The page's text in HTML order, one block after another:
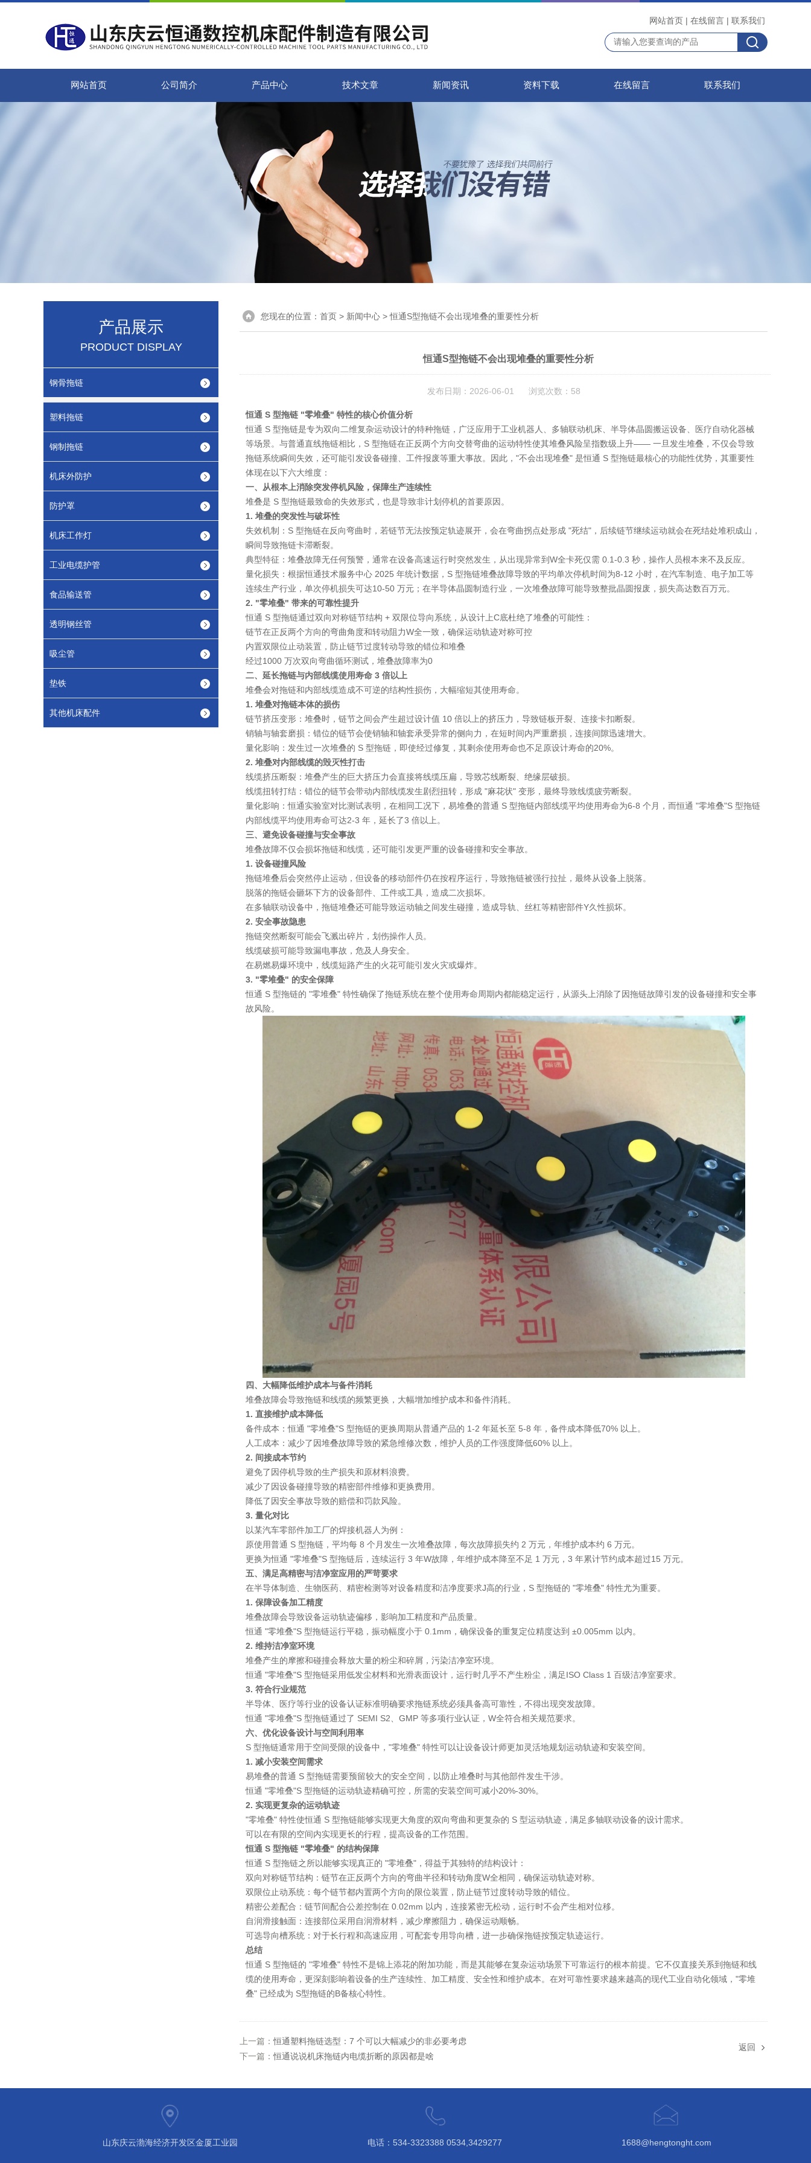
网站首页 | 在线留言 | 联系我们
网站首页 公司简介 产品中心 技术文章 新闻资讯 资料下载 在线留言 联系我们
产品展示
PRODUCT DISPLAY
钢骨拖链
塑料拖链
钢制拖链
机床外防护
防护罩
机床工作灯
工业电缆护管
食品输送管
透明钢丝管
吸尘管
垫铁
其他机床配件
您现在的位置： 首页 > 新闻中心 > 恒通S型拖链不会出现堆叠的重要性分析
恒通S型拖链不会出现堆叠的重要性分析
发布日期：2026-06-01 浏览次数：58
恒通 S 型拖链 "零堆叠" 特性的核心价值分析
恒通 S 型拖链是专为双向二维复杂运动设计的特种拖链，广泛应用于工业机器人、多轴联动机床、半导体晶圆搬运设备、医疗自动化器械
等场景。与普通直线拖链相比，S 型拖链在正反两个方向交替弯曲的运动特性使其堆叠风险呈指数级上升—— 一旦发生堆叠，不仅会导致
拖链系统瞬间失效，还可能引发设备碰撞、工件报废等重大事故。因此，"不会出现堆叠" 是恒通 S 型拖链最核心的功能性优势，其重要性
体现在以下六大维度：
一、从根本上消除突发停机风险，保障生产连续性
堆叠是 S 型拖链最致命的失效形式，也是导致非计划停机的首要原因。
1. 堆叠的突发性与破坏性
失效机制 ：S 型拖链在反向弯曲时，若链节无法按预定轨迹展开，会在弯曲拐点处形成 "死结"，后续链节继续运动就会在死结处堆积成山，
瞬间导致拖链卡滞断裂。
典型特征 ：堆叠故障无任何预警 ，通常在设备高速运行时突然发生，从出现异常到W全卡死仅需 0.1-0.3 秒，操作人员根本来不及反应。
量化损失 ：根据恒通技术服务中心 2025 年统计数据，S 型拖链堆叠故障导致的平均单次停机时间为8-12 小时 ，在汽车制造、电子加工等
连续生产行业，单次停机损失可达10-50 万元 ；在半导体晶圆制造行业，一次堆叠故障可能导致整批晶圆报废，损失高达数百万元。
2. "零堆叠" 带来的可靠性提升
恒通 S 型拖链通过双向对称链节结构 + 双限位导向系统 ，从设计上C底杜绝了堆叠的可能性：
链节在正反两个方向的弯曲角度和转动阻力W全一致，确保运动轨迹对称可控
内置双限位止动装置，防止链节过度转动导致的错位和堆叠
经过1000 万次双向弯曲循环测试，堆叠故障率为0
二、延长拖链与内部线缆使用寿命 3 倍以上
堆叠会对拖链和内部线缆造成不可逆的结构性损伤，大幅缩短其使用寿命。
1. 堆叠对拖链本体的损伤
链节挤压变形 ：堆叠时，链节之间会产生超过设计值 10 倍以上的挤压力，导致链板开裂、连接卡扣断裂。
销轴与轴套磨损 ：错位的链节会使销轴和轴套承受异常的侧向力，在短时间内严重磨损，连接间隙迅速增大。
量化影响 ：发生过一次堆叠的 S 型拖链，即使经过修复，其剩余使用寿命也不足原设计寿命的20%。
2. 堆叠对内部线缆的毁灭性打击
线缆挤压断裂 ：堆叠产生的巨大挤压力会直接将线缆压扁，导致芯线断裂、绝缘层破损。
线缆扭转打结 ：错位的链节会带动内部线缆发生剧烈扭转，形成 "麻花状" 变形，最终导致线缆疲劳断裂。
量化影响 ：恒通实验室对比测试表明，在相同工况下，易堆叠的普通 S 型拖链内部线缆平均使用寿命为6-8 个月 ，而恒通 "零堆叠"S 型拖链
内部线缆平均使用寿命可达2-3 年 ，延长了3 倍以上 。
三、避免设备碰撞与安全事故
堆叠故障不仅会损坏拖链和线缆，还可能引发更严重的设备碰撞和安全事故。
1. 设备碰撞风险
拖链堆叠后会突然停止运动，但设备的移动部件仍在按程序运行，导致拖链被强行拉扯，最终从设备上脱落。
脱落的拖链会砸坏下方的设备部件、工件或工具，造成二次损坏。
在多轴联动设备中，拖链堆叠还可能导致运动轴之间发生碰撞，造成导轨、丝杠等精密部件Y久性损坏。
2. 安全事故隐患
拖链突然断裂可能会飞溅出碎片，划伤操作人员。
线缆破损可能导致漏电事故，危及人身安全。
在易燃易爆环境中，线缆短路产生的火花可能引发火灾或爆炸。
3. "零堆叠" 的安全保障
恒通 S 型拖链的 "零堆叠" 特性确保了拖链系统在整个使用寿命周期内都能稳定运行，从源头上消除了因拖链故障引发的设备碰撞和安全事
故风险。
四、大幅降低维护成本与备件消耗
堆叠故障会导致拖链和线缆的频繁更换，大幅增加维护成本和备件消耗。
1. 直接维护成本降低
备件成本 ：恒通 "零堆叠"S 型拖链的更换周期从普通产品的 1-2 年延长至 5-8 年，备件成本降低70% 以上 。
人工成本 ：减少了因堆叠故障导致的紧急维修次数，维护人员的工作强度降低60% 以上 。
2. 间接成本节约
避免了因停机导致的生产损失和原材料浪费。
减少了因设备碰撞导致的精密部件维修和更换费用。
降低了因安全事故导致的赔偿和罚款风险。
3. 量化对比
以某汽车零部件加工厂的焊接机器人为例：
原使用普通 S 型拖链，平均每 8 个月发生一次堆叠故障，每次故障损失约 2 万元，年维护成本约 6 万元。
更换为恒通 "零堆叠"S 型拖链后，连续运行 3 年W故障，年维护成本降至不足 1 万元，3 年累计节约成本超过15 万元。
五、满足高精密与洁净室应用的严苛要求
在半导体制造、生物医药、精密检测等对设备精度和洁净度要求J高的行业，S 型拖链的 "零堆叠" 特性尤为重要。
1. 保障设备加工精度
堆叠故障会导致设备运动轨迹偏移，影响加工精度和产品质量。
恒通 "零堆叠"S 型拖链运行平稳，振动幅度小于 0.1mm，确保设备的重复定位精度达到 ±0.005mm 以内。
2. 维持洁净室环境
堆叠产生的摩擦和碰撞会释放大量的粉尘和碎屑，污染洁净室环境。
恒通 "零堆叠"S 型拖链采用低发尘材料和光滑表面设计，运行时几乎不产生粉尘，满足ISO Class 1 百级洁净室要求。
3. 符合行业规范
半导体、医疗等行业的设备认证标准明确要求拖链系统必须具备高可靠性，不得出现突发故障。
恒通 "零堆叠"S 型拖链通过了 SEMI S2、GMP 等多项行业认证，W全符合相关规范要求。
六、优化设备设计与空间利用率
S 型拖链通常用于空间受限的设备中，"零堆叠" 特性可以让设备设计师更加灵活地规划运动轨迹和安装空间。
1. 减小安装空间需求
易堆叠的普通 S 型拖链需要预留较大的安全空间，以防止堆叠时与其他部件发生干涉。
恒通 "零堆叠"S 型拖链的运动轨迹精确可控，所需的安装空间可减小20%-30%。
2. 实现更复杂的运动轨迹
"零堆叠" 特性使恒通 S 型拖链能够实现更大角度的双向弯曲和更复杂的 S 型运动轨迹，满足多轴联动设备的设计需求。
可以在有限的空间内实现更长的行程，提高设备的工作范围。
恒通 S 型拖链 "零堆叠" 的结构保障
恒通 S 型拖链之所以能够实现真正的 "零堆叠"，得益于其独特的结构设计：
双向对称链节结构 ：链节在正反两个方向的弯曲半径和转动角度W全相同，确保运动轨迹对称。
双限位止动系统 ：每个链节都内置两个方向的限位装置，防止链节过度转动导致的错位。
精密公差配合 ：链节间配合公差控制在 0.02mm 以内，连接紧密无松动，运行时不会产生相对位移。
自润滑接触面 ：连接部位采用自润滑材料，减少摩擦阻力，确保运动顺畅。
可选导向槽系统 ：对于长行程和高速应用，可配套专用导向槽，进一步确保拖链按预定轨迹运行。
总结
恒通 S 型拖链的 "零堆叠" 特性不是锦上添花的附加功能，而是其能够在复杂运动场景下可靠运行的根本前提。它不仅直接关系到拖链和线
缆的使用寿命，更深刻影响着设备的生产连续性、加工精度、安全性和维护成本。在对可靠性要求越来越高的现代工业自动化领域，"零堆
叠" 已经成为 S型拖链的B备核心特性。
上一篇：恒通塑料拖链选型：7 个可以大幅减少的非必要考虑
下一篇：恒通说说机床拖链内电缆折断的原因都是啥
返回
山东庆云渤海经济开发区金厦工业园 电话：534-3323388 0534,3429277 1688@hengtonght.com